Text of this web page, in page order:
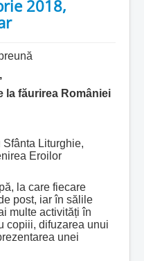
2018,
la făurirea României
Liturghie,
Eroilor
la care fiecare
post, iar în sălile
multe activități în
copiii, difuzarea unui
unei